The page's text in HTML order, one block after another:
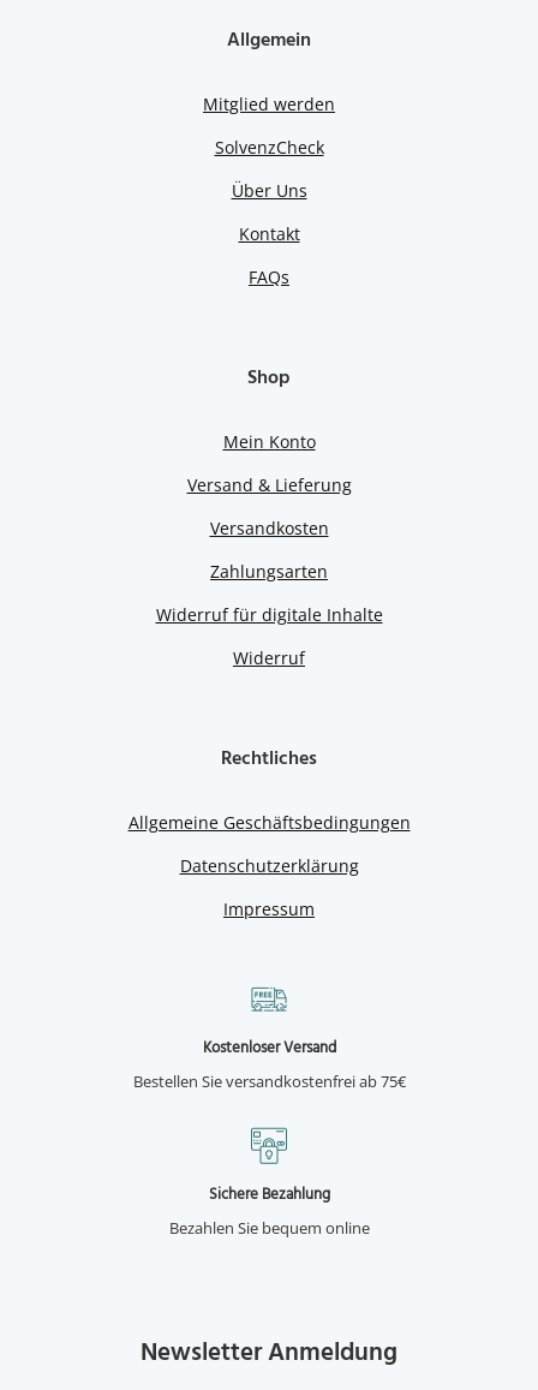
Allgemein
Mitglied werden
SolvenzCheck
Über Uns
Kontakt
FAQs
Shop
Mein Konto
Versand & Lieferung
Versandkosten
Zahlungsarten
Widerruf für digitale Inhalte
Widerruf
Rechtliches
Allgemeine Geschäftsbedingungen
Datenschutzerklärung
Impressum
Kostenloser Versand
Bestellen Sie versandkostenfrei ab 75€
Sichere Bezahlung
Bezahlen Sie bequem online
Newsletter Anmeldung